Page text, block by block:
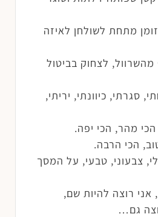
מתחת לשולחן לאיזה
לצחוק בביטול
סגרתי, כיוונתי, יריתי,
הכי מהר, הכי יפה.
הכי הרבה.
צבעוני, טבעי, על המסך
אני רוצה להיות שם,
גם…